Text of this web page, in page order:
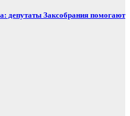
депутаты Заксобрания помогают